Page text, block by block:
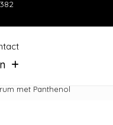
met Panthenol